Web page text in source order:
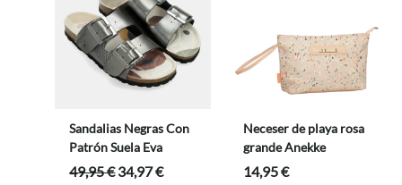
Sandalias Negras Con
Patrón Suela Eva
49,95€El
34,97€El
Neceser de playa rosa
grande Anekke
14,95€